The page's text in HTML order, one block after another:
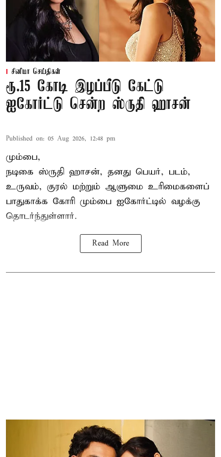
சினிமா செய்திகள்
ரூ.15 கோடி இழப்பீடு கேட்டு
ஐகோர்ட்டு சென்ற ஸ்ருதி ஹாசன்
Published on: 05 Aug 2026, 12:48 pm
மும்பை,
நடிகை ஸ்ருதி ஹாசன், தனது பெயர், படம்,
உருவம், குரல் மற்றும் ஆளுமை உரிமைகளைப்
பாதுகாக்க கோரி மும்பை ஐகோர்ட்டில் வழக்கு
தொடர்ந்துள்ளார்.
Read More